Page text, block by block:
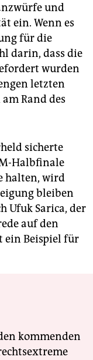
und
ein. Wenn es
für die
darin, dass die
wurden
letzten
Rand des
sicherte
Halbfinale
halten, wird
bleiben
Ufuk Sarica, der
auf den
ein Beispiel für
kommenden